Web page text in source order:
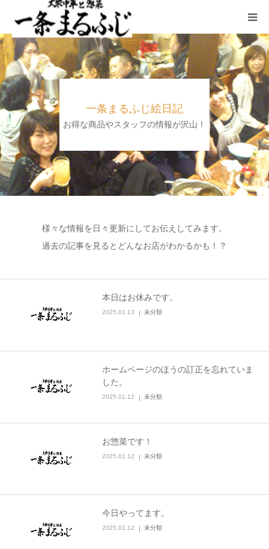
一条まるふじ絵日記
お得な商品やスタッフの情報が沢山！
様々な情報を日々更新にしてお伝えしてみます。
過去の記事を見るとどんなお店がわかるかも！？
本日はお休みです。
2025.01.13 未分類
ホームページのほうの訂正を忘れていま
した。
2025.01.12 未分類
お惣菜です！
2025.01.12 未分類
今日やってます。
2025.01.12 未分類
HOME
まるふじ絵日記
夜メニュー
宴会
ランチ
採用情報